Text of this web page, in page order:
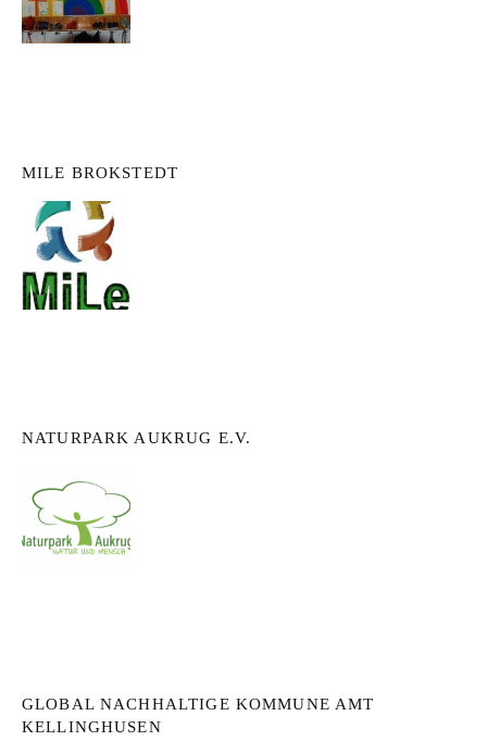
MILE BROKSTEDT
NATURPARK AUKRUG E.V.
GLOBAL NACHHALTIGE KOMMUNE AMT
KELLINGHUSEN